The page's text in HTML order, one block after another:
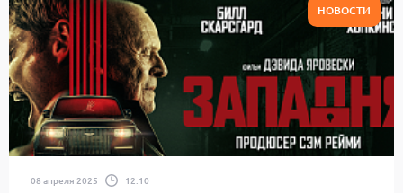
НОВОСТИ
08 апреля 2025 12:10